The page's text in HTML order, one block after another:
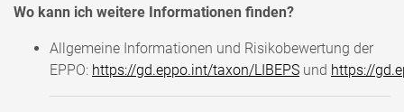
Wo kann ich weitere Informationen finden?
Allgemeine Informationen und Risikobewertung der
EPPO: https://gd.eppo.int/taxon/LIBEPS und https://